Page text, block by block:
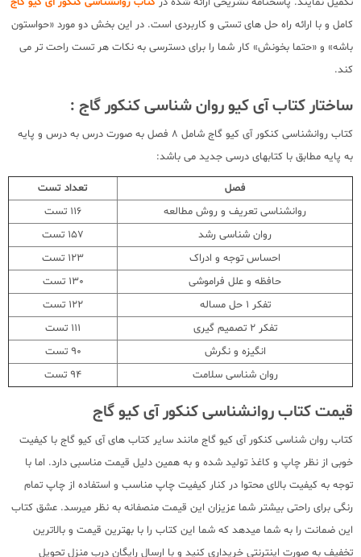
کامل و با ارائه راه حل های تستی و کاربردی است. در این بخش دو مورد «حواستون
باشه» و «حتما بخونش» کار شما را برای دسترسی به نکات هر تست راحت تر می
کند.
ساختار کتاب آی کیو روان شناسی کنکور گاج :
کتاب روانشناسی کنکور آی کیو گاج شامل 8 فصل به صورت درس به درس و پایه
به پایه مطابق با کتابهای درسی جدید می باشد:
فصل
تعداد تست
روانشناسی تعریف و روش مطالعه
116 تست
روان شناسی رشد
157 تست
احساس توجه و ادراک
123 تست
حافظه و علل فراموشی
130 تست
تفکر 1 حل مساله
122 تست
تفکر 2 تصمیم گیری
111 تست
انگیزه و نگرش
90 تست
روان شناسی سلامت
94 تست
قیمت کتاب روانشناسی کنکور آی کیو گاج
کتاب روان شناسی کنکور آی کیو گاج مانند سایر کتاب های آی کیو گاج با کیفیت
خوبی از نظر چاپ و کاغذ تولید شده و به همین دلیل قیمت مناسبی دارد. اما با
توجه به کیفیت بالای محتوا در کنار کیفیت چاپ مناسب و استفاده از چاپ تمام
رنگی برای راحتی بیشتر شما عزیزان این قیمت منصفانه به نظر میرسد. عشق کتاب
این ضمانت را به شما میدهد که شما این کتاب را با بهترین قیمت و بالاترین
تخفیف به صورت اینترنتی خریداری کنید و با ارسال رایگان درب منزل تحویل